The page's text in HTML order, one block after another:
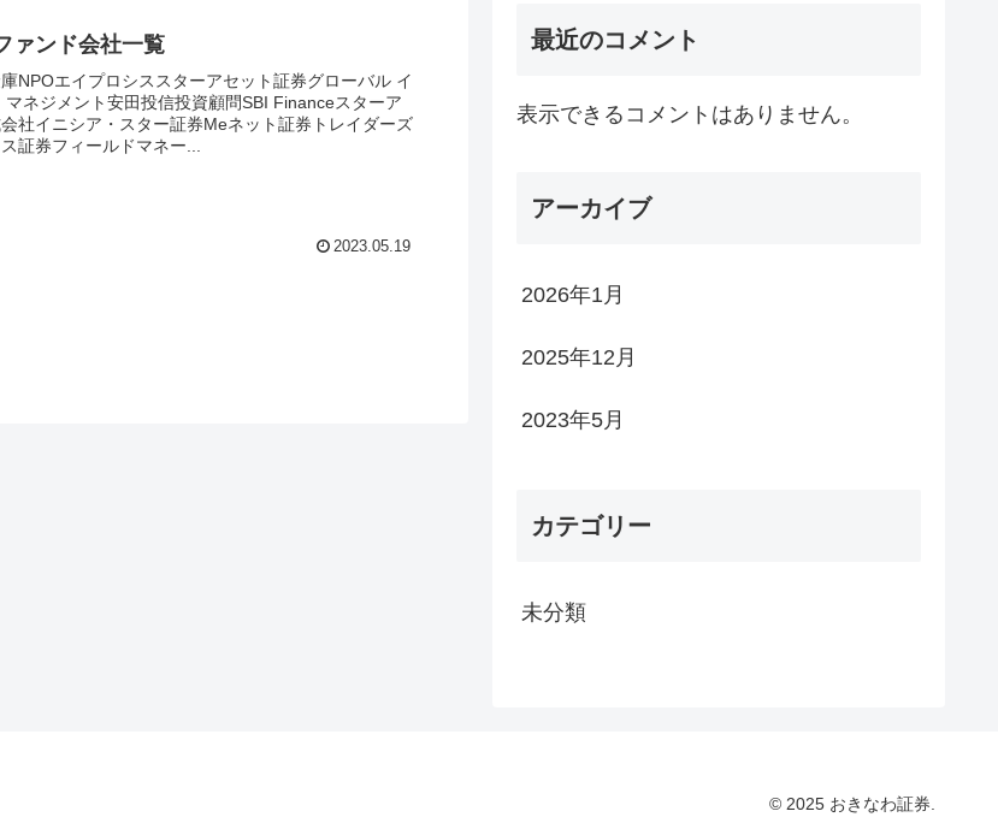
ァンド会社一覧
NPOエイプロシススターアセット証券グローバル イ
マネジメント安田投信投資顧問SBI Financeスターア
社イニシア・スター証券Meネット証券トレイダーズ
証券フィールドマネー...
2023.05.19
最近のコメント
表示できるコメントはありません。
アーカイブ
2026年1月
2025年12月
2023年5月
カテゴリー
未分類
© 2025 おきなわ証券.